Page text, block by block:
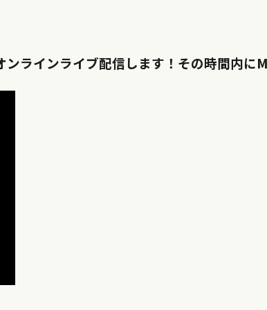
ンラインライブ配信します！その時間内に